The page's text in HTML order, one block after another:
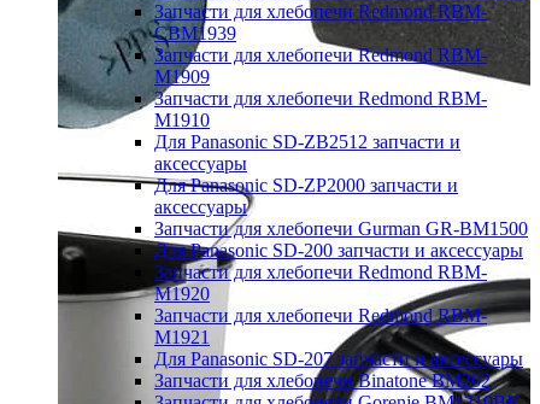
Запчасти для хлебопечи Redmond RBM-
CBM1939
Запчасти для хлебопечи Redmond RBM-
M1909
Запчасти для хлебопечи Redmond RBM-
M1910
Для Panasonic SD-ZB2512 запчасти и
аксессуары
Для Panasonic SD-ZP2000 запчасти и
аксессуары
Запчасти для хлебопечи Gurman GR-BM1500
Для Panasonic SD-200 запчасти и аксессуары
Запчасти для хлебопечи Redmond RBM-
M1920
Запчасти для хлебопечи Redmond RBM-
M1921
Для Panasonic SD-207 запчасти и аксессуары
Запчасти для хлебопечи Binatone BM202